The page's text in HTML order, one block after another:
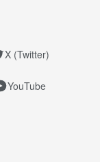
X (Twitter)
YouTube